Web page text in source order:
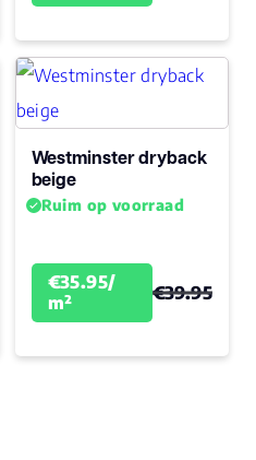
Westminster dryback
beige
Ruim op voorraad
€35.95/
m²
€39.95